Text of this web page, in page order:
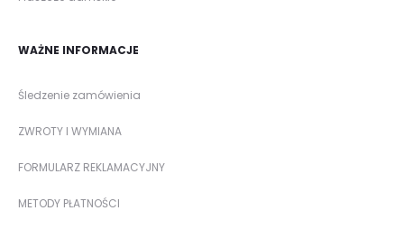
WAŻNE INFORMACJE
Śledzenie zamówienia
ZWROTY I WYMIANA
FORMULARZ REKLAMACYJNY
METODY PŁATNOŚCI